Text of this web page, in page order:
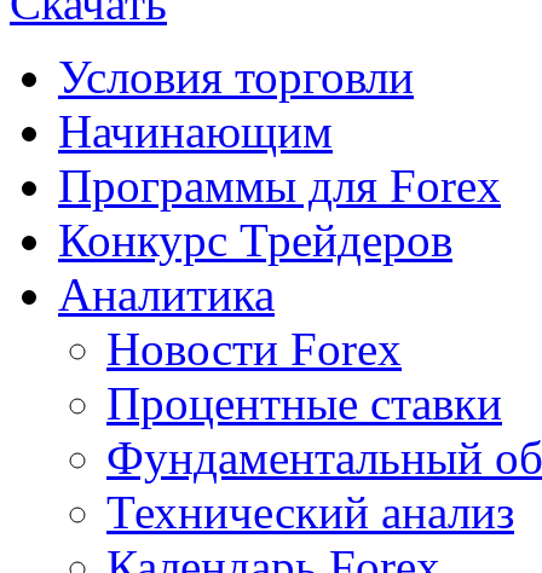
Условия торговли
Начинающим
Программы для Forex
Конкурс Трейдеров
Аналитика
Новости Forex
Процентные ставки
Фундаментальный
Технический анализ